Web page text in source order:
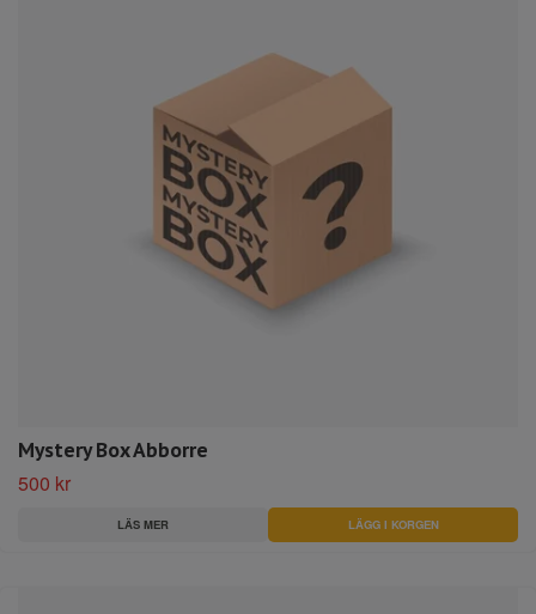
Mystery Box Abborre
500 kr
LÄS MER LÄGG I KORGEN